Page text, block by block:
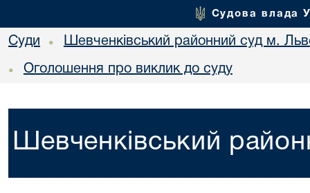
Судова влада
Суди • Шевченківський районний суд м.
• Оголошення про виклик до суду
Шевченківський